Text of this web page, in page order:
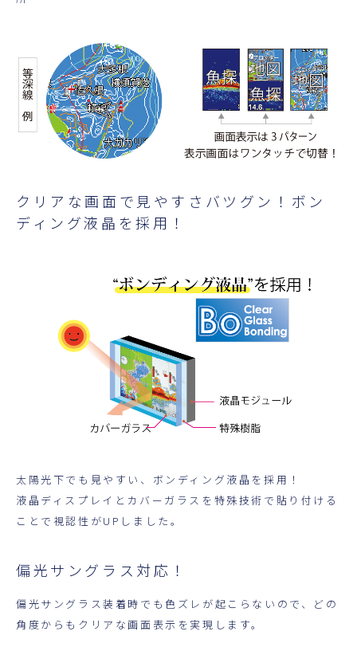
クリアな画面で見やすさバツグン！ボン
ディング液晶を採用！
太陽光下でも見やすい、ボンディング液晶を採用！
液晶ディスプレイとカバーガラスを特殊技術で貼り付ける
ことで視認性がUPしました。
偏光サングラス対応！
偏光サングラス装着時でも色ズレが起こらないので、どの
角度からもクリアな画面表示を実現します。